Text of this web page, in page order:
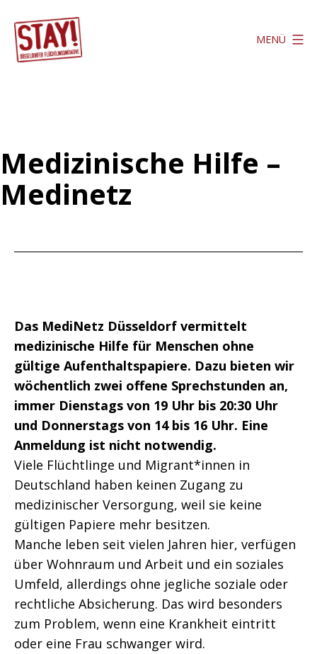
Inhalt
springen
MENÜ
Medizinische Hilfe –
Medinetz
Das MediNetz Düsseldorf vermittelt
medizinische Hilfe für Menschen ohne
gültige Aufenthaltspapiere. Dazu bieten wir
wöchentlich zwei offene Sprechstunden an,
immer Dienstags von 19 Uhr bis 20:30 Uhr
und Donnerstags von 14 bis 16 Uhr. Eine
Anmeldung ist nicht notwendig.
Viele Flüchtlinge und Migrant*innen in
Deutschland haben keinen Zugang zu
medizinischer Versorgung, weil sie keine
gültigen Papiere mehr besitzen.
Manche leben seit vielen Jahren hier, verfügen
über Wohnraum und Arbeit und ein soziales
Umfeld, allerdings ohne jegliche soziale oder
rechtliche Absicherung. Das wird besonders
zum Problem, wenn eine Krankheit eintritt
oder eine Frau schwanger wird.